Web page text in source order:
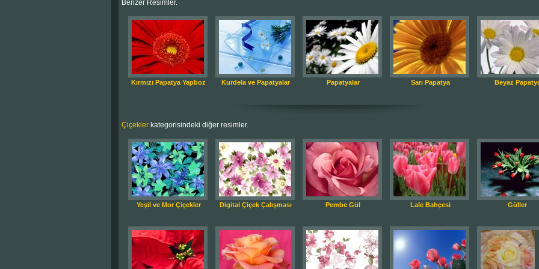
Benzer Resimler.
Kırmızı Papatya Yapboz Kurdela ve Papatyalar Papatyalar Sarı Papatya Beyaz
Çiçekler kategorisindeki diğer resimler.
Yeşil ve Mor Çiçekler Digital Çiçek Çalışması Pembe Gül Lale Bahçesi Güller